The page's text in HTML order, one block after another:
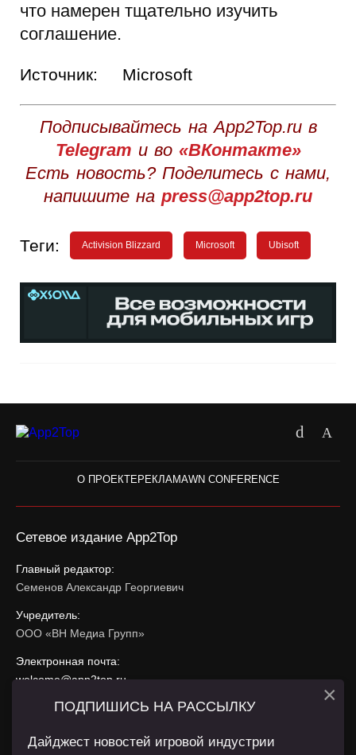
что намерен тщательно изучить
соглашение.
Источник: Microsoft
Подписывайтесь на App2Top.ru в
Telegram и во «ВКонтакте»
Есть новость? Поделитесь с нами,
напишите на press@app2top.ru
Теги: Activision Blizzard Microsoft Ubisoft
О ПРОЕКТЕРЕКЛАМАWN CONFERENCE
Сетевое издание App2Top
Главный редактор:
Семенов Александр Георгиевич
Учредитель:
ООО «ВН Медиа Групп»
Электронная почта:
welcome@app2top.ru
При использовании материалов активная ссылка на
ПОДПИШИСЬ НА РАССЫЛКУ
Дайджест новостей игровой индустрии
×